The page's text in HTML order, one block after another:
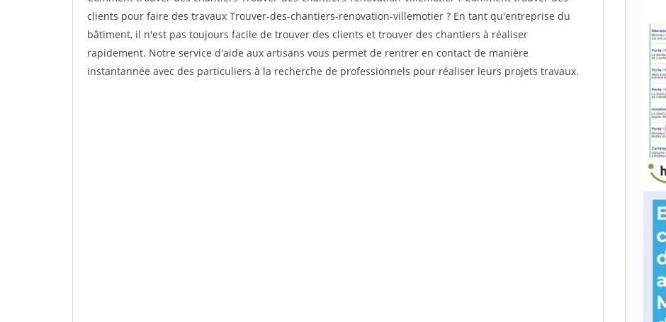
clients pour faire des travaux Trouver-des-chantiers-renovation-villemotier ? En tant qu'entreprise du
bâtiment, il n'est pas toujours facile de trouver des clients et trouver des chantiers à réaliser
rapidement. Notre service d'aide aux artisans vous permet de rentrer en contact de manière
instantannée avec des particuliers à la recherche de professionnels pour réaliser leurs projets travaux.